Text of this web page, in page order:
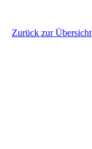
Zurück zur Übersicht